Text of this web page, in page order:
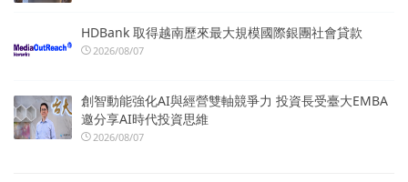
HDBank 取得越南歷來最大規模國際銀團社會貸款
2026/08/07
創智動能強化AI與經營雙軸競爭力 投資長受臺大EMBA
邀分享AI時代投資思維
2026/08/07